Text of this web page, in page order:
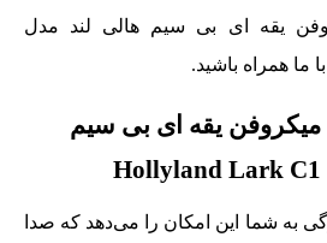
یقه ای بی سیم هالی لند مدل
یقه ای بی سیم
به شما این امکان را می‌دهد که صدا